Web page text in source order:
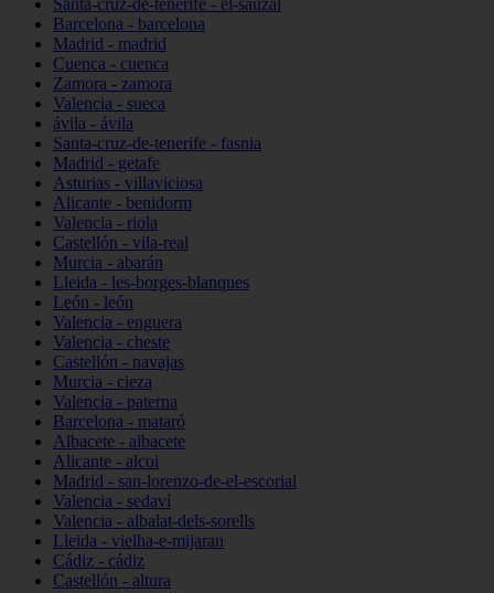
Santa-cruz-de-tenerife - el-sauzal
Barcelona - barcelona
Madrid - madrid
Cuenca - cuenca
Zamora - zamora
Valencia - sueca
ávila - ávila
Santa-cruz-de-tenerife - fasnia
Madrid - getafe
Asturias - villaviciosa
Alicante - benidorm
Valencia - riola
Castellón - vila-real
Murcia - abarán
Lleida - les-borges-blanques
León - león
Valencia - enguera
Valencia - cheste
Castellón - navajas
Murcia - cieza
Valencia - paterna
Barcelona - mataró
Albacete - albacete
Alicante - alcoi
Madrid - san-lorenzo-de-el-escorial
Valencia - sedaví
Valencia - albalat-dels-sorells
Lleida - vielha-e-mijaran
Cádiz - cádiz
Castellón - altura